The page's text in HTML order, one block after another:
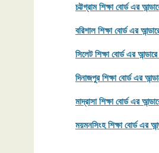
চট্টগ্রাম শিক্ষা বোর্ড এর
বরিশাল শিক্ষা বোর্ড এর
সিলেট শিক্ষা বোর্ড এর
দিনাজপুর শিক্ষা বোর্ড এর
মাদ্রাসা শিক্ষা বোর্ড এর
ময়মনসিংহ শিক্ষা বোর্ড এর